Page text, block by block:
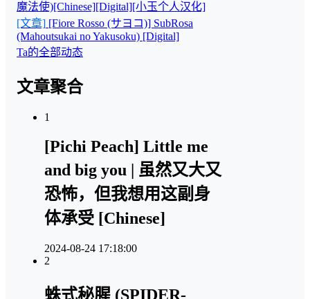
魔法使)[Chinese][Digital][小玉个人汉化]
[文章] [Fiore Rosso (サヨコ)] SubRosa
(Mahoutsukai no Yakusoku) [Digital]
Ta的全部动态
文章聚合
1
[Pichi Peach] Little me
and big you | 虽然又大又
恐怖，但我想用这副身
体承受 [Chinese]
2024-08-24 17:18:00
2
蛛式秘腥 (SPIDER-